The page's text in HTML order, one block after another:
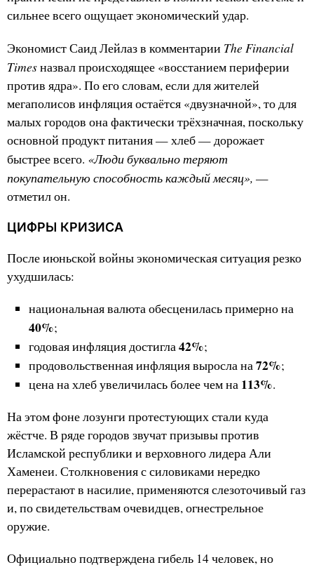
сильнее всего ощущает экономический удар.
Экономист Саид Лейлаз в комментарии The Financial
Timesназвал происходящее «восстанием периферии
против ядра». По его словам, если для жителей
мегаполисов инфляция остаётся «двузначной», то для
малых городов она фактически трёхзначная, поскольку
основной продукт питания — хлеб — дорожает
быстрее всего. «Люди буквально теряют
покупательную способность каждый месяц», —
отметил он.
ЦИФРЫ КРИЗИСА
После июньской войны экономическая ситуация резко
ухудшилась:
национальная валюта обесценилась примерно на
40%;
годовая инфляция достигла42%;
продовольственная инфляция выросла на72%;
цена на хлеб увеличилась более чем на 113%.
На этом фоне лозунги протестующих стали куда
жёстче. В ряде городов звучат призывы против
Исламской республики и верховного лидера Али
Хаменеи. Столкновения с силовиками нередко
перерастают в насилие, применяются слезоточивый газ
и, по свидетельствам очевидцев, огнестрельное
оружие.
Официально подтверждена гибель 14 человек, но